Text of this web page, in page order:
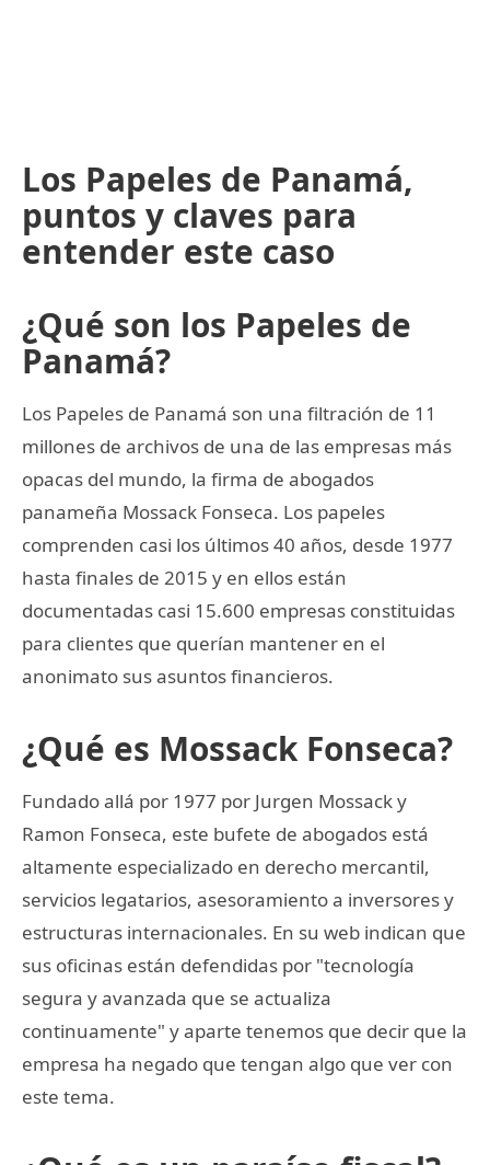
Los Papeles de Panamá,
puntos y claves para
entender este caso
¿Qué son los Papeles de
Panamá?
Los Papeles de Panamá son una filtración de 11
millones de archivos de una de las empresas más
opacas del mundo, la firma de abogados
panameña Mossack Fonseca. Los papeles
comprenden casi los últimos 40 años, desde 1977
hasta finales de 2015 y en ellos están
documentadas casi 15.600 empresas constituidas
para clientes que querían mantener en el
anonimato sus asuntos financieros.
¿Qué es Mossack Fonseca?
Fundado allá por 1977 por Jurgen Mossack y
Ramon Fonseca, este bufete de abogados está
altamente especializado en derecho mercantil,
servicios legatarios, asesoramiento a inversores y
estructuras internacionales. En su web indican que
sus oficinas están defendidas por "tecnología
segura y avanzada que se actualiza
continuamente" y aparte tenemos que decir que la
empresa ha negado que tengan algo que ver con
este tema.